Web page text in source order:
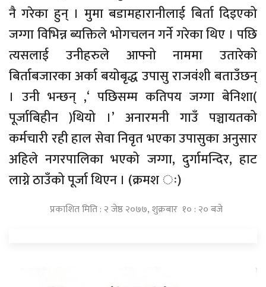
नै गरेका हुन् । मुमा बडामहारानीलाई बिर्ता दिइएको
जग्गा विभिन्न ब्यक्तिले भोगचलन गर्ने गरेका थिए । पछि
त्यसलाई उनीहरुले आफ्नो नाममा उतारेको
बिर्ताबजारका अर्का बयोबृद्ध उपासु राजवंशी बताउँछन्
। उनी भन्छन् ,‘ पछिसम्म कतिपय जग्गा बेनिशा(
पूर्जाबिहीन )थियो ।’ अनारमनी गाउँ पञ्चायतको
कर्मचारी रही हाल सेवा निवृत भएका उपासुका अनुसार
अहिले नगरपालिका भएको जग्गा, दुर्गामन्दिर, हाट
लाग्ने ठाउँको पूर्जा थिएन । (क्रमश ः)
प्रकाशित मिति : २ जेष्ठ २०७७, शुक्रबार १० : २० बजे